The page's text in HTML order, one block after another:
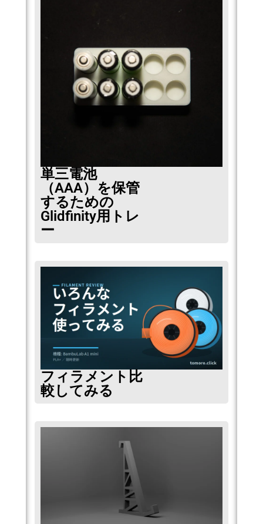
単三電池
（AAA）を保管
するための
Glidfinity用トレ
ー
フィラメント比
較してみる